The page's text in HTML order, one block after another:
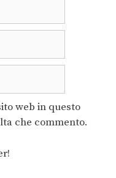
web in questo
che commento.